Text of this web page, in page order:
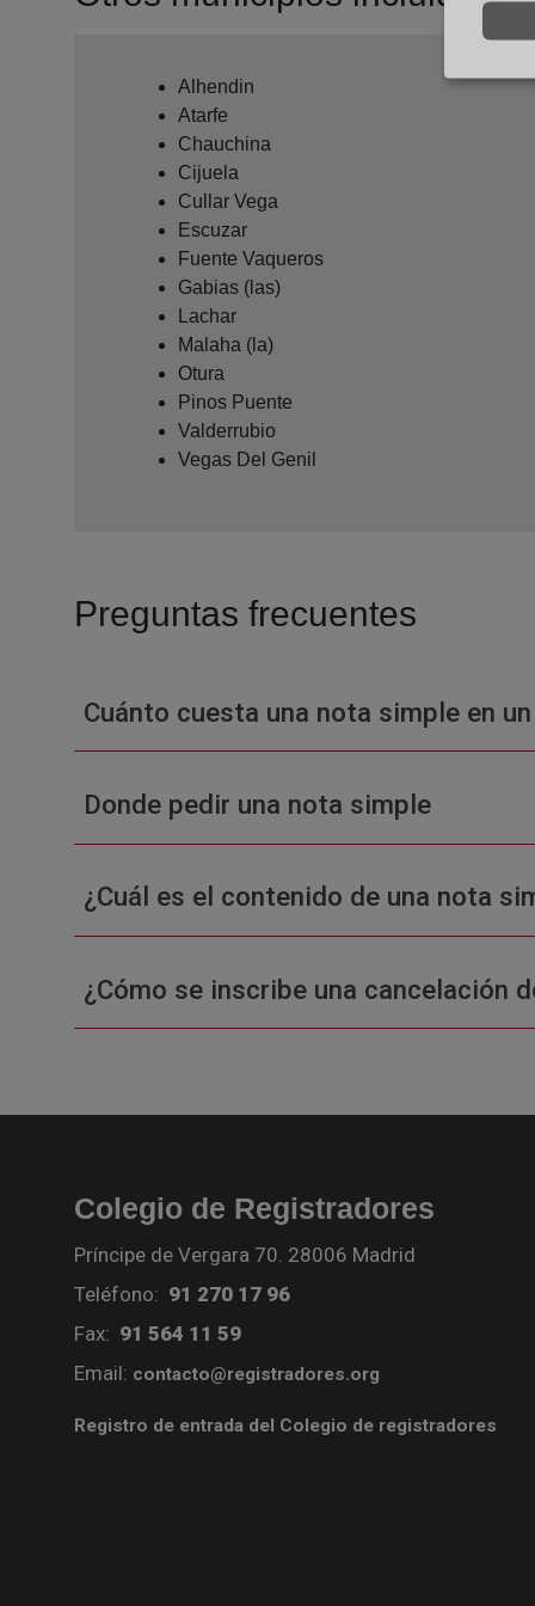
Alhendin
Atarfe
Chauchina
Cijuela
Cullar Vega
Escuzar
Fuente Vaqueros
Gabias (las)
Lachar
Malaha (la)
Otura
Pinos Puente
Valderrubio
Vegas Del Genil
Preguntas frecuentes
Cuánto cuesta una nota simple en
Donde pedir una nota simple
¿Cuál es el contenido de una nota
¿Cómo se inscribe una cancelación
Colegio de Registradores
Príncipe de Vergara 70. 28006 Madrid
Teléfono: 91 270 17 96
Fax: 91 564 11 59
Email: contacto@registradores.org
Registro de entrada del Colegio de registradores